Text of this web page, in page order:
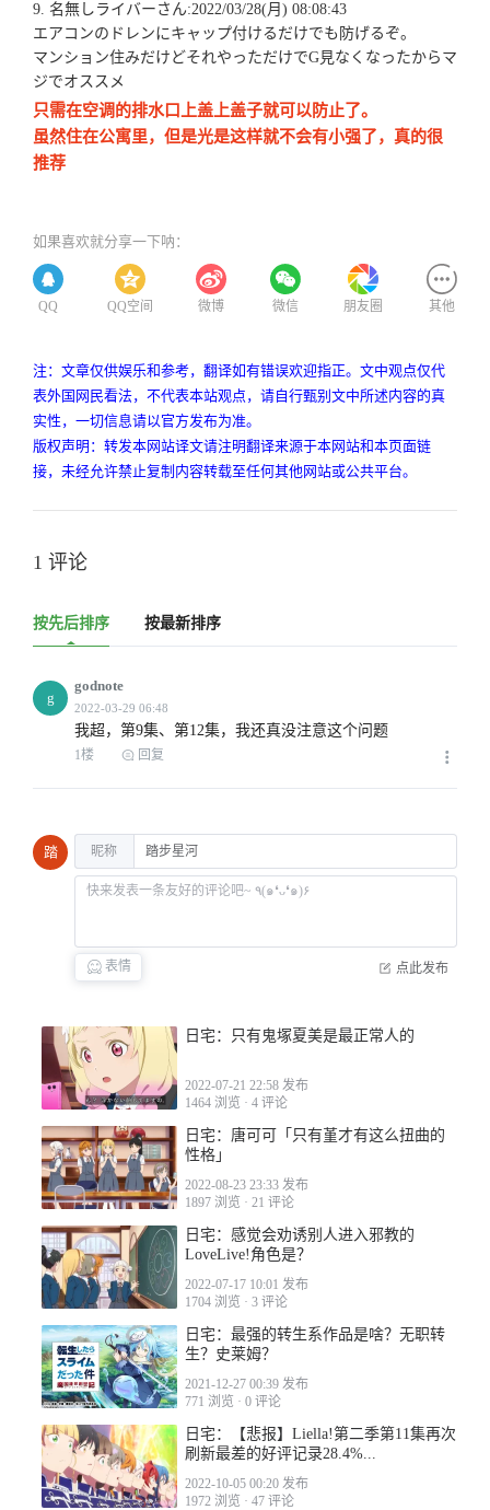
9. 名無しライバーさん:2022/03/28(月) 08:08:43
エアコンのドレンにキャップ付けるだけでも防げるぞ。
マンション住みだけどそれやっただけでG見なくなったからマ
ジでオススメ
只需在空调的排水口上盖上盖子就可以防止了。
虽然住在公寓里，但是光是这样就不会有小强了，真的很
推荐
如果喜欢就分享一下呐：
QQ QQ空间 微博 微信 朋友圈 其他
注：文章仅供娱乐和参考，翻译如有错误欢迎指正。文中观点仅代
表外国网民看法，不代表本站观点，请自行甄别文中所述内容的真
实性，一切信息请以官方发布为准。
版权声明：转发本网站译文请注明翻译来源于本网站和本页面链
接，未经允许禁止复制内容转载至任何其他网站或公共平台。
1 评论
按先后排序 按最新排序
g
godnote
我超，第9集、第12集，我还真没注意这个问题
1楼 回复
踏 昵称
表情 点此发布
日宅：只有鬼塚夏美是最正常人的
2022-07-21 22:58 发布
1464 浏览 · 4 评论
日宅：唐可可「只有堇才有这么扭曲的
性格」
2022-08-23 23:33 发布
1897 浏览 · 21 评论
日宅：感觉会劝诱别人进入邪教的
LoveLive!角色是？
2022-07-17 10:01 发布
1704 浏览 · 3 评论
日宅：最强的转生系作品是啥？无职转
生？史莱姆？
2021-12-27 00:39 发布
771 浏览 · 0 评论
日宅：【悲报】Liella!第二季第11集再次
刷新最差的好评记录28.4%...
2022-10-05 00:20 发布
1972 浏览 · 47 评论